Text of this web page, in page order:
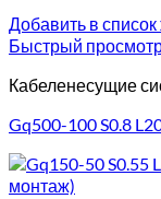
Добавить в
Быстрый
Кабеленесущие
Gq500-100 S0.8